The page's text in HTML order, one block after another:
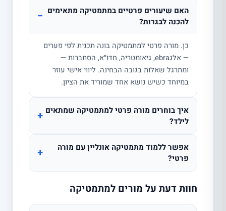
האם שיעורים פרטיים במתמטיקה מתאימים
להכנה לבגרות?
−
כן. מורה פרטי למתמטיקה בונה תכנית לפי פערים
— אלגebra, גיאומטריה, חדו״א, הסתברות —
ומתרגל שאלות בגובה הבחינה. ליווי אישי עוזר
במיוחד כשיש נושא אחד שמוריד את הציון.
איך בוחרים מורה פרטי למתמטיקה שמתאים
לילד?
+
אפשר ללמוד מתמטיקה אונליין עם מורה
פרטי?
+
חוות דעת על מורים למתמטיקה